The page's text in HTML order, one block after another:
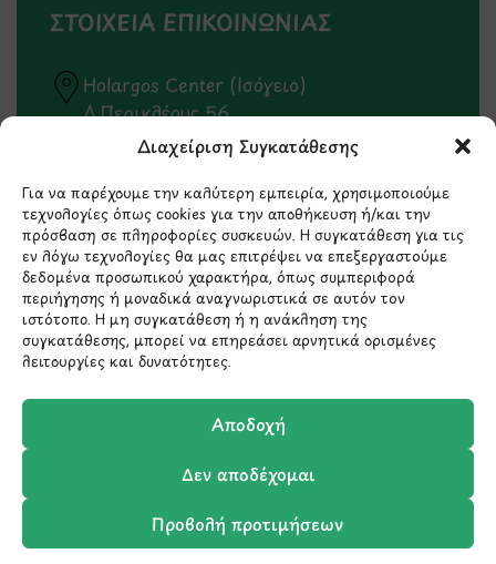
Διαχείριση Συγκατάθεσης
Για να παρέχουμε την καλύτερη εμπειρία, χρησιμοποιούμε
τεχνολογίες όπως cookies για την αποθήκευση ή/και την
πρόσβαση σε πληροφορίες συσκευών. Η συγκατάθεση για τις
εν λόγω τεχνολογίες θα μας επιτρέψει να επεξεργαστούμε
δεδομένα προσωπικού χαρακτήρα, όπως συμπεριφορά
περιήγησης ή μοναδικά αναγνωριστικά σε αυτόν τον
ιστότοπο. Η μη συγκατάθεση ή η ανάκληση της
συγκατάθεσης, μπορεί να επηρεάσει αρνητικά ορισμένες
λειτουργίες και δυνατότητες.
Αποδοχή
Δεν αποδέχομαι
Προβολή προτιμήσεων
ΣΤΟΙΧΕΙΑ ΕΠΙΚΟΙΝΩΝΙΑΣ
Holargos Center (Ισόγειο)
Λ.Περικλέους 56,
Χολαργός 15561
210 6522282
info@ypografi.com
Έχετε ερωτήσεις σχετικά με ένα προϊόν ή μια
παραγγελία; Στείλτε μας ένα email και θα